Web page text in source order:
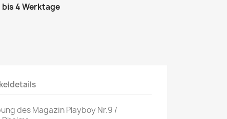
Rolling Stone
Rat
Mein schöner
bis 4 Werktage
des Magazin Playboy Nr.9 /